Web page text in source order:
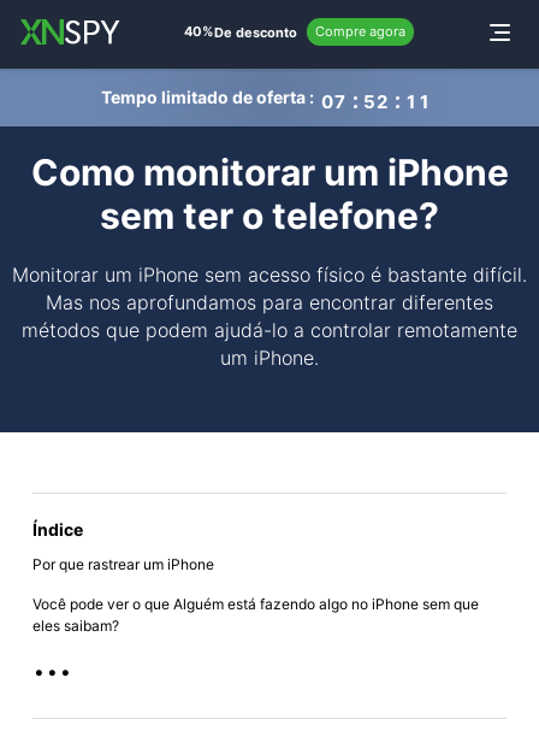
Alternar
40%De desconto Compre agora
Tempo limitado de oferta : 07 52 1 0
Como monitorar um iPhone
sem ter o telefone?
Monitorar um iPhone sem acesso físico é bastante difícil.
Mas nos aprofundamos para encontrar diferentes
métodos que podem ajudá-lo a controlar remotamente
um iPhone.
Índice
Por que rastrear um iPhone
Você pode ver o que Alguém está fazendo algo no iPhone sem que
eles saibam?
...